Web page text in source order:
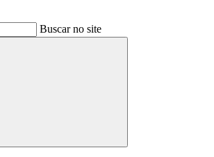
Buscar no site
Buscar